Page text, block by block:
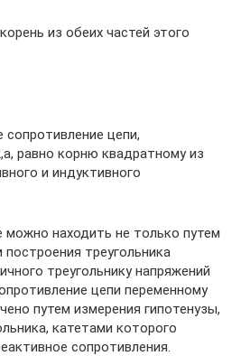
из обеих частей этого
цепи,
равно корню квадратному из
и индуктивного
можно находить не только путем
треугольника
треугольнику напряжений
цепи переменному
путем измерения гипотенузы,
катетами которого
сопротивления.